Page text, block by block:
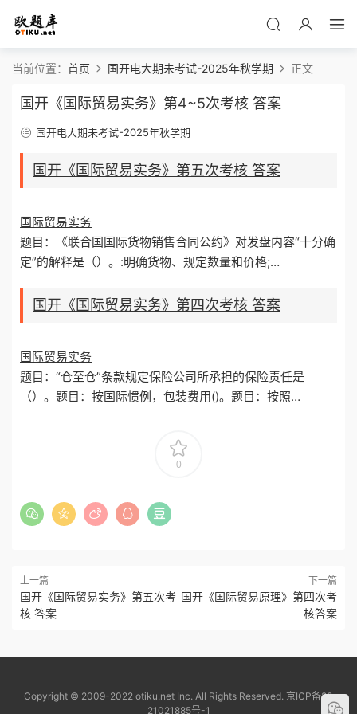
当前位置： 首页 国开电大期未考试-2025年秋学期 正文
国开《国际贸易实务》第4~5次考核 答案
国开电大期未考试-2025年秋学期
国开《国际贸易实务》第五次考核 答案
国际贸易实务
题目：《联合国国际货物销售合同公约》对发盘内容“十分确
定”的解释是（）。:明确货物、规定数量和价格;…
国开《国际贸易实务》第四次考核 答案
国际贸易实务
题目：“仓至仓”条款规定保险公司所承担的保险责任是
（）。题目：按国际惯例，包装费用()。题目：按照…
0
上一篇
国开《国际贸易实务》第五次考
核 答案
下一篇
国开《国际贸易原理》第四次考
核答案
Copyright © 2009-2022 otiku.net Inc. All Rights Reserved. 京ICP备20
21021885号-1